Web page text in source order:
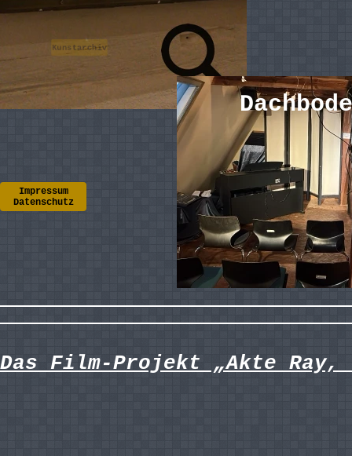
Kunstarchiv
Impressum
Datenschutz
Das Film-Projekt „Akte